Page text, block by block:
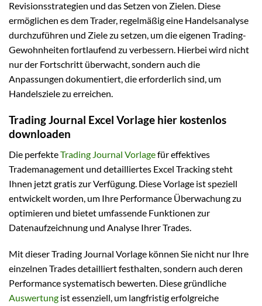
Revisionsstrategien und das Setzen von Zielen. Diese
ermöglichen es dem Trader, regelmäßig eine Handelsanalyse
durchzuführen und Ziele zu setzen, um die eigenen Trading-
Gewohnheiten fortlaufend zu verbessern. Hierbei wird nicht
nur der Fortschritt überwacht, sondern auch die
Anpassungen dokumentiert, die erforderlich sind, um
Handelsziele zu erreichen.
Trading Journal Excel Vorlage hier kostenlos
downloaden
Die perfekteTrading Journal Vorlagefür effektives
Trademanagement und detailliertes Excel Tracking steht
Ihnen jetzt gratis zur Verfügung. Diese Vorlage ist speziell
entwickelt worden, um Ihre Performance Überwachung zu
optimieren und bietet umfassende Funktionen zur
Datenaufzeichnung und Analyse Ihrer Trades.
Mit dieser Trading Journal Vorlage können Sie nicht nur Ihre
einzelnen Trades detailliert festhalten, sondern auch deren
Performance systematisch bewerten. Diese gründliche
Auswertung ist essenziell, um langfristig erfolgreiche